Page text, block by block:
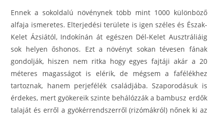
Ennek a sokoldalú növénynek több mint 1000 különböző
alfaja ismeretes. Elterjedési területe is igen széles és Észak-
Kelet Ázsiától, Indokínán át egészen Dél-Kelet Ausztráliáig
sok helyen őshonos. Ezt a növényt sokan tévesen fának
gondolják, hiszen nem ritka hogy egyes fajtáji akár a 20
méteres magasságot is elérik, de mégsem a fafélékhez
tartoznak, hanem perjefélék családjába. Szaporodásuk is
érdekes, mert gyökereik szinte behálózzák a bambusz erdők
talaját és erről a gyökérrendszerről (rizómákról) nőnek ki az